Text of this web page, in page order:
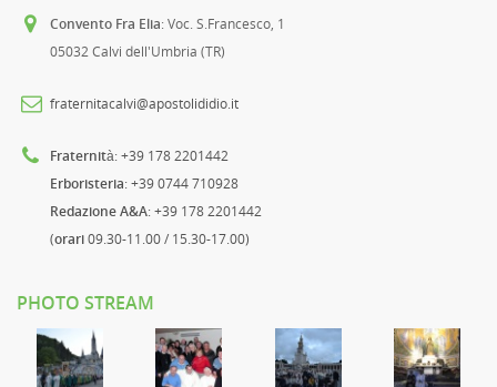
Convento Fra Elia: Voc. S.Francesco, 1
05032 Calvi dell'Umbria (TR)
fraternitacalvi@apostolididio.it
Fraternità: +39 178 2201442
Erboristeria: +39 0744 710928
Redazione A&A: +39 178 2201442
(orari09.30-11.00 / 15.30-17.00)
PHOTO STREAM